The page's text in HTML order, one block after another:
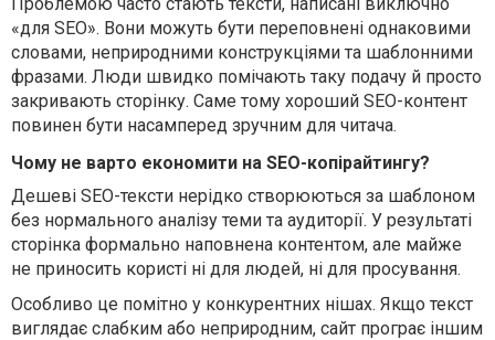
«для SEO». Вони можуть бути переповнені однаковими
словами, неприродними конструкціями та шаблонними
фразами. Люди швидко помічають таку подачу й просто
закривають сторінку. Саме тому хороший SEO-контент
повинен бути насамперед зручним для читача.
Чому не варто економити на SEO-копірайтингу?
Дешеві SEO-тексти нерідко створюються за шаблоном
без нормального аналізу теми та аудиторії. У результаті
сторінка формально наповнена контентом, але майже
не приносить користі ні для людей, ні для просування.
Особливо це помітно у конкурентних нішах. Якщо текст
виглядає слабким або неприродним, сайт програє іншим